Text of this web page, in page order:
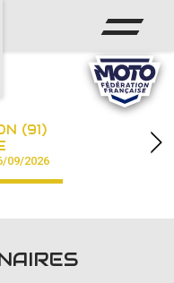
(91)
09/2026